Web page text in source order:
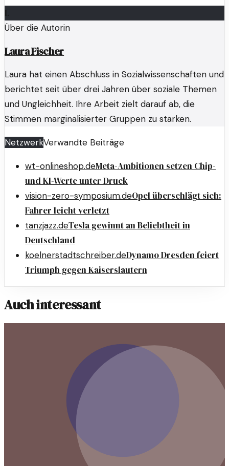
L
Über die Autorin
Laura Fischer
Laura hat einen Abschluss in Sozialwissenschaften und
berichtet seit über drei Jahren über soziale Themen
und Ungleichheit. Ihre Arbeit zielt darauf ab, die
Stimmen marginalisierter Gruppen zu stärken.
NetzwerkVerwandte Beiträge
wt-onlineshop.deMeta-Ambitionen setzen Chip-
und KI-Werte unter Druck
vision-zero-symposium.deOpel überschlägt sich:
Fahrer leicht verletzt
tanzjazz.deTesla gewinnt an Beliebtheit in
Deutschland
koelnerstadtschreiber.deDynamo Dresden feiert
Triumph gegen Kaiserslautern
Auch interessant